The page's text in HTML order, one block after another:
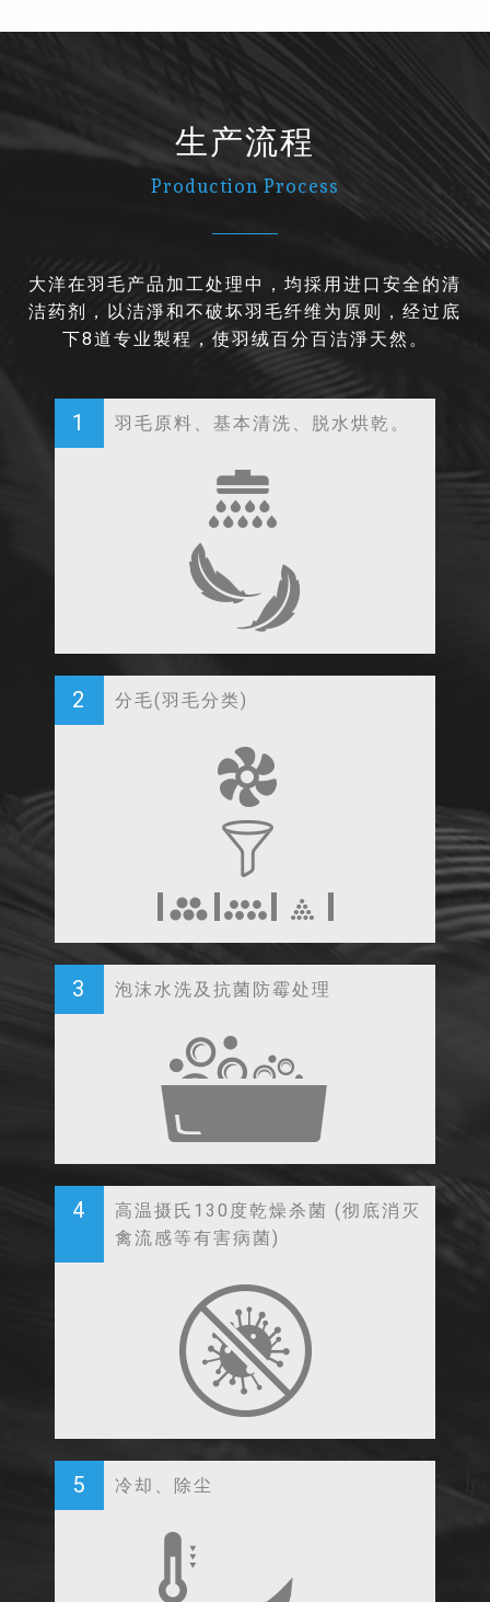
生产流程
Production Process
大洋在羽毛产品加工处理中，均採用进口安全的清
洁药剂，以洁淨和不破坏羽毛纤维为原则，经过底
下8道专业製程，使羽绒百分百洁淨天然。
1 羽毛原料、基本清洗、脱水烘乾。
2 分毛(羽毛分类)
3 泡沫水洗及抗菌防霉处理
5 冷却、除尘
4
高温摄氏130度乾燥杀菌 (彻底消灭
禽流感等有害病菌)